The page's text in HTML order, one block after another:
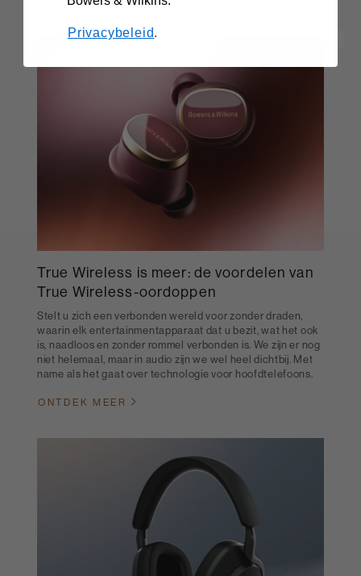
True Wireless is meer: de voordelen van
True Wireless-oordoppen
Stelt u zich een verbonden wereld voor zonder draden,
waarin elk entertainmentapparaat dat u bezit, wat het ook
is, naadloos en zonder rommel verbonden is. We zijn er nog
niet helemaal, maar in audio zijn we wel heel dichtbij. Met
name als het gaat over technologie voor hoofdtelefoons.
ONTDEK MEER
Privacybeleid.